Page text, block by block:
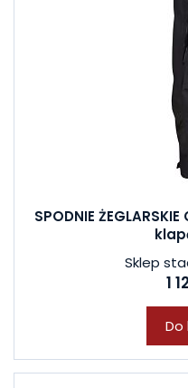
SPODNIE
Sklep
1
Do